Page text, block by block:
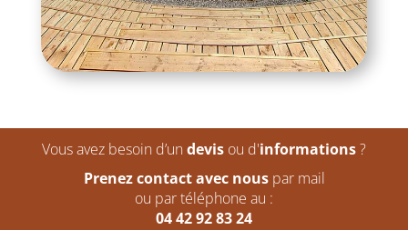
Vous avez besoin d’undevis ou d'informations?
Prenez contact avec nous par mail
ou par téléphone au :
04 42 92 83 24